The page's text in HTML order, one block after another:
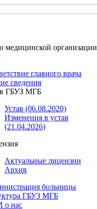
медицинской организации
главного врача
сведения
ГБУЗ МГБ
Устав (06.08.2020)
Изменения в устав
(21.04.2026)
Актуальные лицензии
Архив
больницы
ГБУЗ МГБ
нас